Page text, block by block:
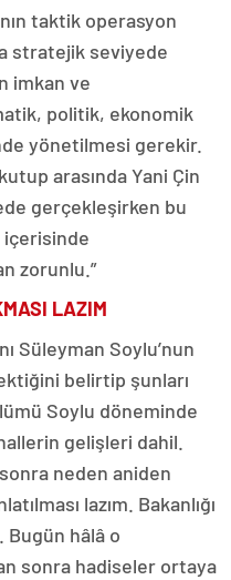
taktik operasyon
stratejik seviyede
imkan ve
politik, ekonomik
yönetilmesi gerekir.
arasında Yani Çin
gerçekleşirken bu
içerisinde
zorunlu.”
LAZIM
Süleyman Soylu’nun
belirtip şunları
Soylu döneminde
gelişleri dahil.
neden aniden
lazım. Bakanlığı
Bugün hâlâ o
sonra hadiseler ortaya